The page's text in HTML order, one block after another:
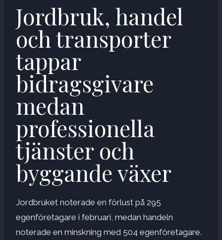
Jordbruk, handel
och transporter
tappar
bidragsgivare
medan
professionella
tjänster och
byggande växer
Jordbruket noterade en förlust på 295
egenföretagare i februari, medan handeln
noterade en minskning med 504 egenföretagare.